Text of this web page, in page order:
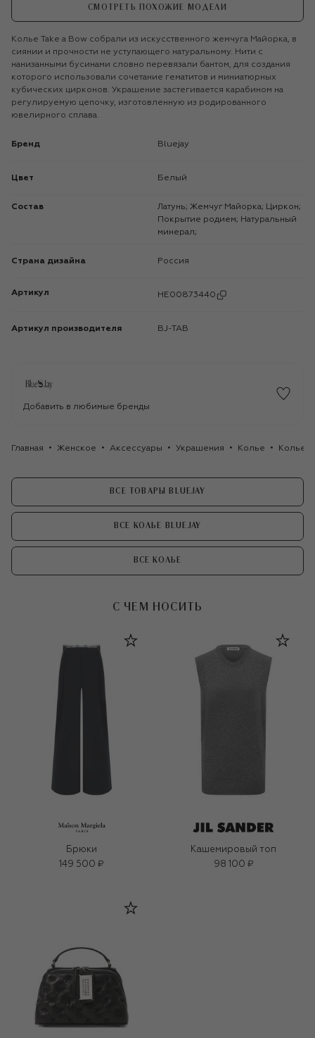
СМОТРЕТЬ ПОХОЖИЕ МОДЕЛИ
Колье Take a Bow собрали из искусственного жемчуга Майорка, в
сиянии и прочности не уступающего натуральному. Нити с
нанизанными бусинами словно перевязали бантом, для создания
которого использовали сочетание гематитов и миниатюрных
кубических цирконов. Украшение застегивается карабином на
регулируемую цепочку, изготовленную из родированного
ювелирного сплава.
Бренд Bluejay
Цвет Белый
Состав
Латунь; Жемчуг Майорка; Циркон;
Покрытие родием; Натуральный
минерал;
Страна дизайна Россия
Артикул HE00873440
Артикул производителя BJ-TAB
Добавить в любимые бренды
Главная Женское Аксессуары Украшения Колье Колье
ВСЕ ТОВАРЫ BLUEJAY
ВСЕ КОЛЬЕ BLUEJAY
ВСЕ КОЛЬЕ
С ЧЕМ НОСИТЬ
Брюки
149 500 ₽
Кашемировый топ
98 100 ₽